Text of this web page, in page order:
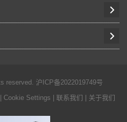
reserved. 沪ICP备2022019749号
Cookie Settings 联系我们 关于我们